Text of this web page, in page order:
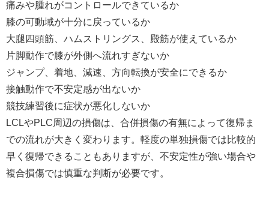
痛みや腫れがコントロールできているか
膝の可動域が十分に戻っているか
大腿四頭筋、ハムストリングス、殿筋が使えているか
片脚動作で膝が外側へ流れすぎないか
ジャンプ、着地、減速、方向転換が安全にできるか
接触動作で不安定感が出ないか
競技練習後に症状が悪化しないか
LCLやPLC周辺の損傷は、合併損傷の有無によって復帰ま
での流れが大きく変わります。軽度の単独損傷では比較的
早く復帰できることもありますが、不安定性が強い場合や
複合損傷では慎重な判断が必要です。